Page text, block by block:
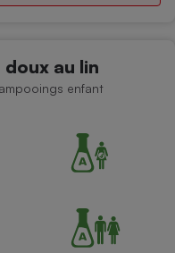
au lin
enfant